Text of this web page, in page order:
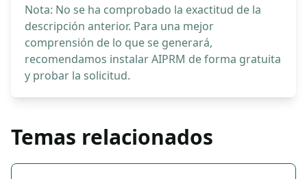
Nota: No se ha comprobado la exactitud de la
descripción anterior. Para una mejor
comprensión de lo que se generará,
recomendamos instalar AIPRM de forma gratuita
y probar la solicitud.
Temas relacionados